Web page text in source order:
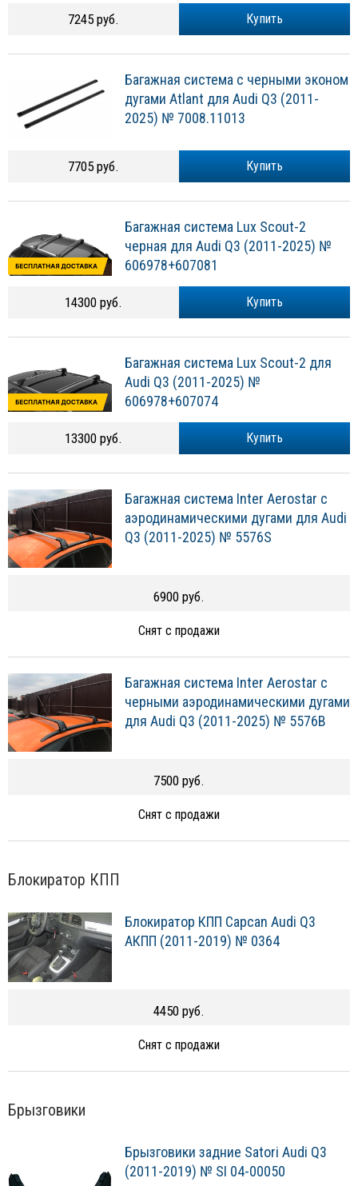
Купить
7245 руб.
Багажная система с черными эконом
дугами Atlant для Audi Q3 (2011-
2025) № 7008.11013
Купить
7705 руб.
Багажная система Lux Scout-2
черная для Audi Q3 (2011-2025) №
606978+607081
Купить
14300 руб.
Багажная система Lux Scout-2 для
Audi Q3 (2011-2025) №
606978+607074
Купить
13300 руб.
Багажная система Inter Aerostar с
аэродинамическими дугами для Audi
Q3 (2011-2025) № 5576S
6900 руб.
Снят с продажи
Багажная система Inter Aerostar с
черными аэродинамическими дугами
для Audi Q3 (2011-2025) № 5576B
7500 руб.
Снят с продажи
Блокиратор КПП
Блокиратор КПП Capcan Audi Q3
АКПП (2011-2019) № 0364
4450 руб.
Снят с продажи
Брызговики
Брызговики задние Satori Audi Q3
(2011-2019) № SI 04-00050